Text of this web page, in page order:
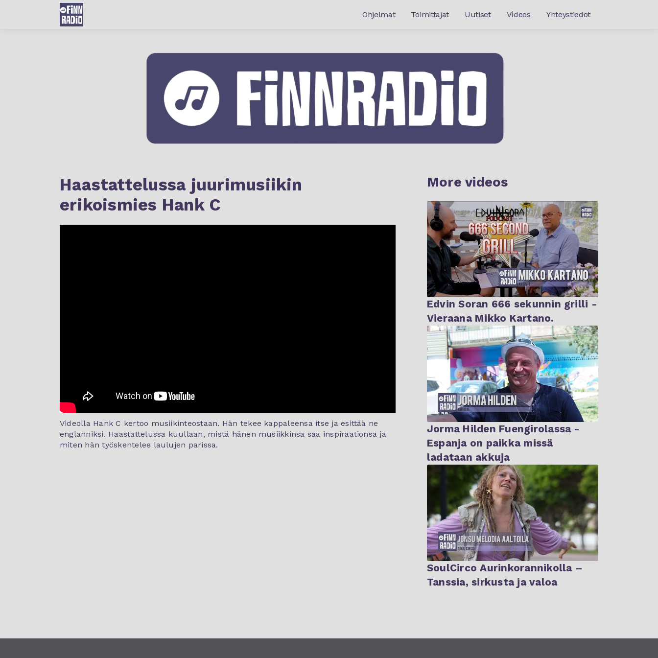
Ohjelmat Toimittajat Uutiset Vídeos Yhteystiedot
Haastattelussa juurimusiikin
erikoismies Hank C
More videos
Edvin Soran 666 sekunnin grilli -
Vieraana Mikko Kartano.
Jorma Hilden Fuengirolassa -
Espanja on paikka missä
ladataan akkuja
SoulCirco Aurinkorannikolla –
Tanssia, sirkusta ja valoa
Videolla Hank C kertoo musiikinteostaan. Hän tekee kappaleensa itse ja esittää ne
englanniksi. Haastattelussa kuullaan, mistä hänen musiikkinsa saa inspiraationsa ja
miten hän työskentelee laulujen parissa.